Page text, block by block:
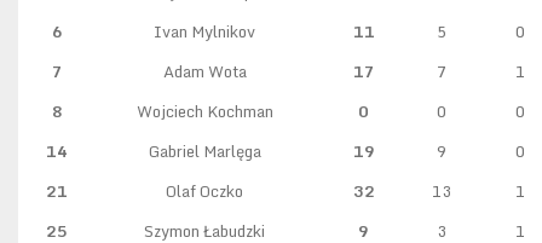
6
Ivan Mylnikov 11 5
0
7
Adam Wota 17 7
1
8
Wojciech Kochman 0 0
0
14
Gabriel Marlęga 19 9
0
21
Olaf Oczko 32 13
1
25
Szymon Łabudzki 9 3
1